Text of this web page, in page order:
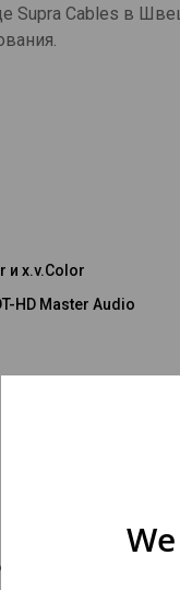
Supra Cables в
и x.v.Color
HD Master Audio
медь OFC